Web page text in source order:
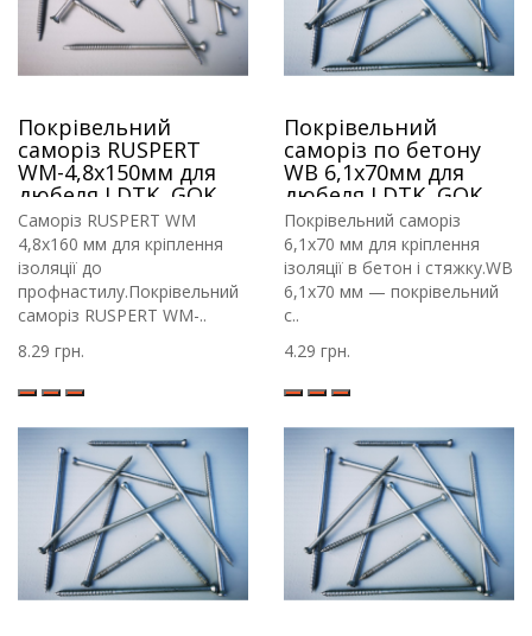
Покрівельний
саморіз RUSPERT
WM-4,8х150мм для
дюбеля LDTK, GOK,
RIF.
Саморіз RUSPERT WM
4,8х160 мм для кріплення
ізоляції до
профнастилу.Покрівельний
саморіз RUSPERT WM-..
8.29 грн.
Покрівельний
саморіз по бетону
WB 6,1х70мм для
дюбеля LDTK, GOK,
RIF
Покрівельний саморіз
6,1х70 мм для кріплення
ізоляції в бетон і стяжку.WB
6,1х70 мм — покрівельний
с..
4.29 грн.